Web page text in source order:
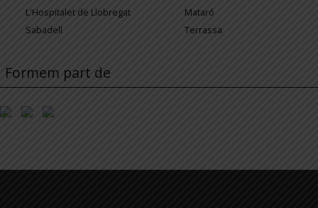
L'Hospitalet de Llobregat
Mataró
Sabadell
Terrassa
Formem part de